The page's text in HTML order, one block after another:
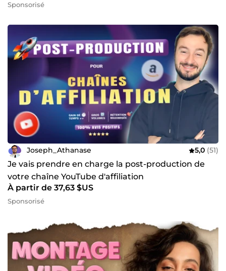
Sponsorisé
Joseph_Athanase 5,0 (51)
Je vais prendre en charge la post-production de
votre chaîne YouTube d'affiliation
À partir de 37,63 $US
Sponsorisé